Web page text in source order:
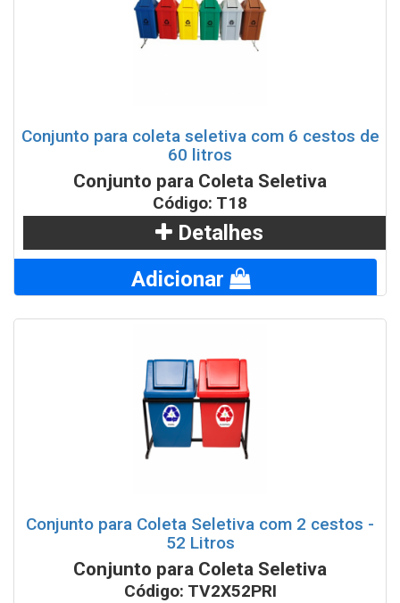
Conjunto para coleta seletiva com 6 cestos de
60 litros
Conjunto para Coleta Seletiva
Código: T18
Detalhes
Adicionar
Conjunto para Coleta Seletiva com 2 cestos -
52 Litros
Conjunto para Coleta Seletiva
Código: TV2X52PRI